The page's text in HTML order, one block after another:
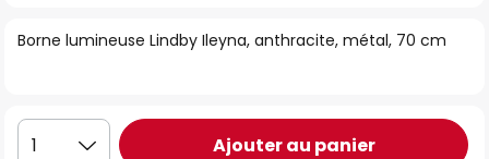
the
Borne lumineuse Lindby Ileyna, anthracite, métal, 70 cm
1 Ajouter au panier